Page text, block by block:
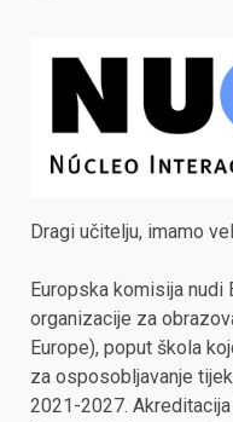
Dragi učitelju, imamo
Europska komisija nudi
organizacije za
Europe), poput škola
za osposobljavanje
2021-2027.